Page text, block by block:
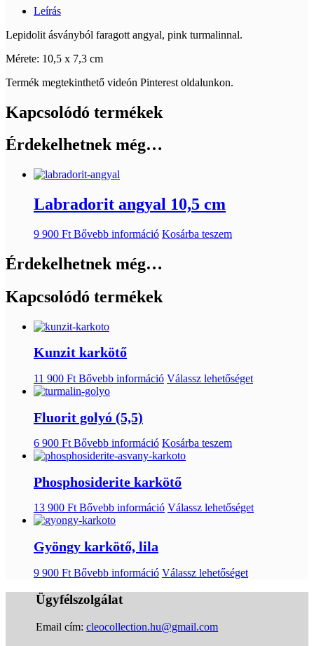
Leírás
Lepidolit ásványból faragott angyal, pink turmalinnal.
Mérete: 10,5 x 7,3 cm
Termék megtekinthető videón Pinterest oldalunkon.
Kapcsolódó termékek
Érdekelhetnek még…
Labradorit angyal 10,5 cm
9 900 Ft Bővebb információ Kosárba teszem
Érdekelhetnek még…
Kapcsolódó termékek
Kunzit karkötő
11 900 Ft Bővebb információ Válassz lehetőséget
Fluorit golyó (5,5)
6 900 Ft Bővebb információ Kosárba teszem
Phosphosiderite karkötő
13 900 Ft Bővebb információ Válassz lehetőséget
Gyöngy karkötő, lila
9 900 Ft Bővebb információ Válassz lehetőséget
Ügyfélszolgálat
Email cím:cleocollection.hu@gmail.com